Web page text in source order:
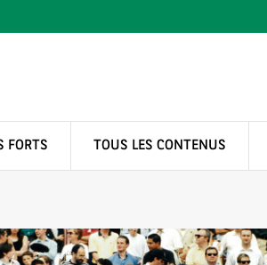
FORTS TOUS LES CONTENUS